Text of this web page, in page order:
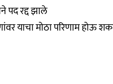
पद रद्द झाले
याचा मोठा परिणाम होऊ